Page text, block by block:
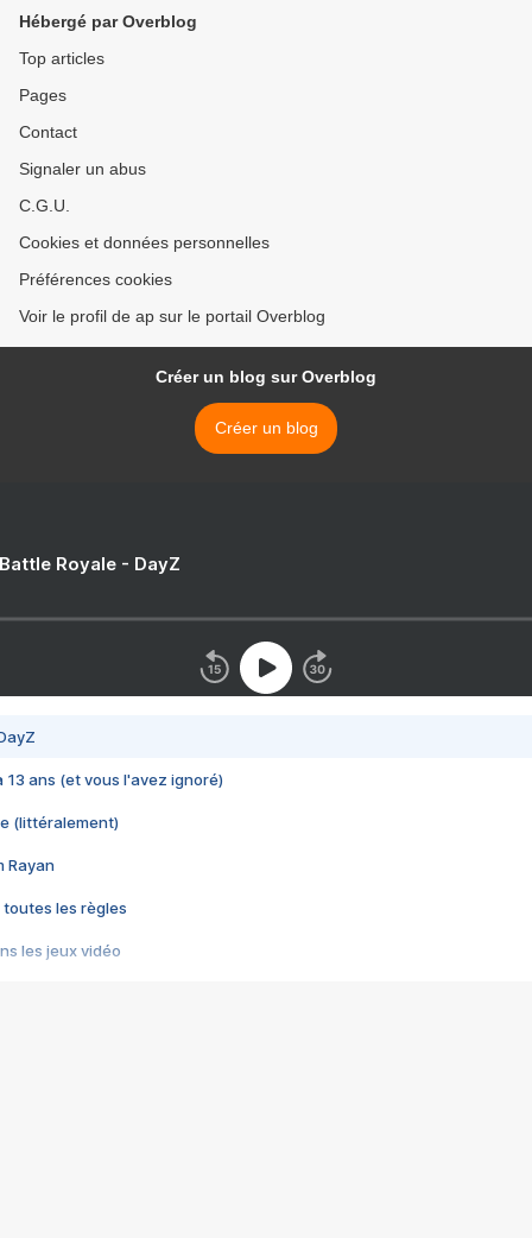
Hébergé par Overblog
Top articles
Pages
Contact
Signaler un abus
C.G.U.
Cookies et données personnelles
Préférences cookies
Voir le profil de ap sur le portail Overblog
Créer un blog sur Overblog
Créer un blog
Royale - DayZ
13 ans (et vous l'avez ignoré)
(littéralement)
Rayan
toutes les règles
les jeux vidéo